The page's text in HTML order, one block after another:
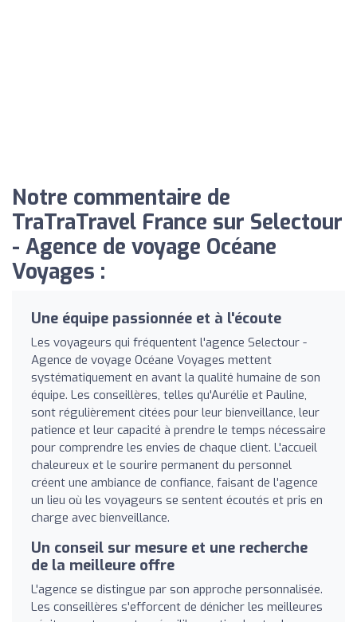
Notre commentaire de
TraTraTravel France sur Selectour
- Agence de voyage Océane
Voyages :
Une équipe passionnée et à l'écoute
Les voyageurs qui fréquentent l'agence Selectour -
Agence de voyage Océane Voyages mettent
systématiquement en avant la qualité humaine de son
équipe. Les conseillères, telles qu'Aurélie et Pauline,
sont régulièrement citées pour leur bienveillance, leur
patience et leur capacité à prendre le temps nécessaire
pour comprendre les envies de chaque client. L'accueil
chaleureux et le sourire permanent du personnel
créent une ambiance de confiance, faisant de l'agence
un lieu où les voyageurs se sentent écoutés et pris en
charge avec bienveillance.
Un conseil sur mesure et une recherche
de la meilleure offre
L'agence se distingue par son approche personnalisée.
Les conseillères s'efforcent de dénicher les meilleures